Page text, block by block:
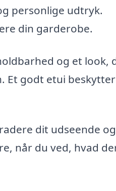
personlige udtryk.
din garderobe.
og et look,
Et godt etui
dit udseende
når du ved, hvad